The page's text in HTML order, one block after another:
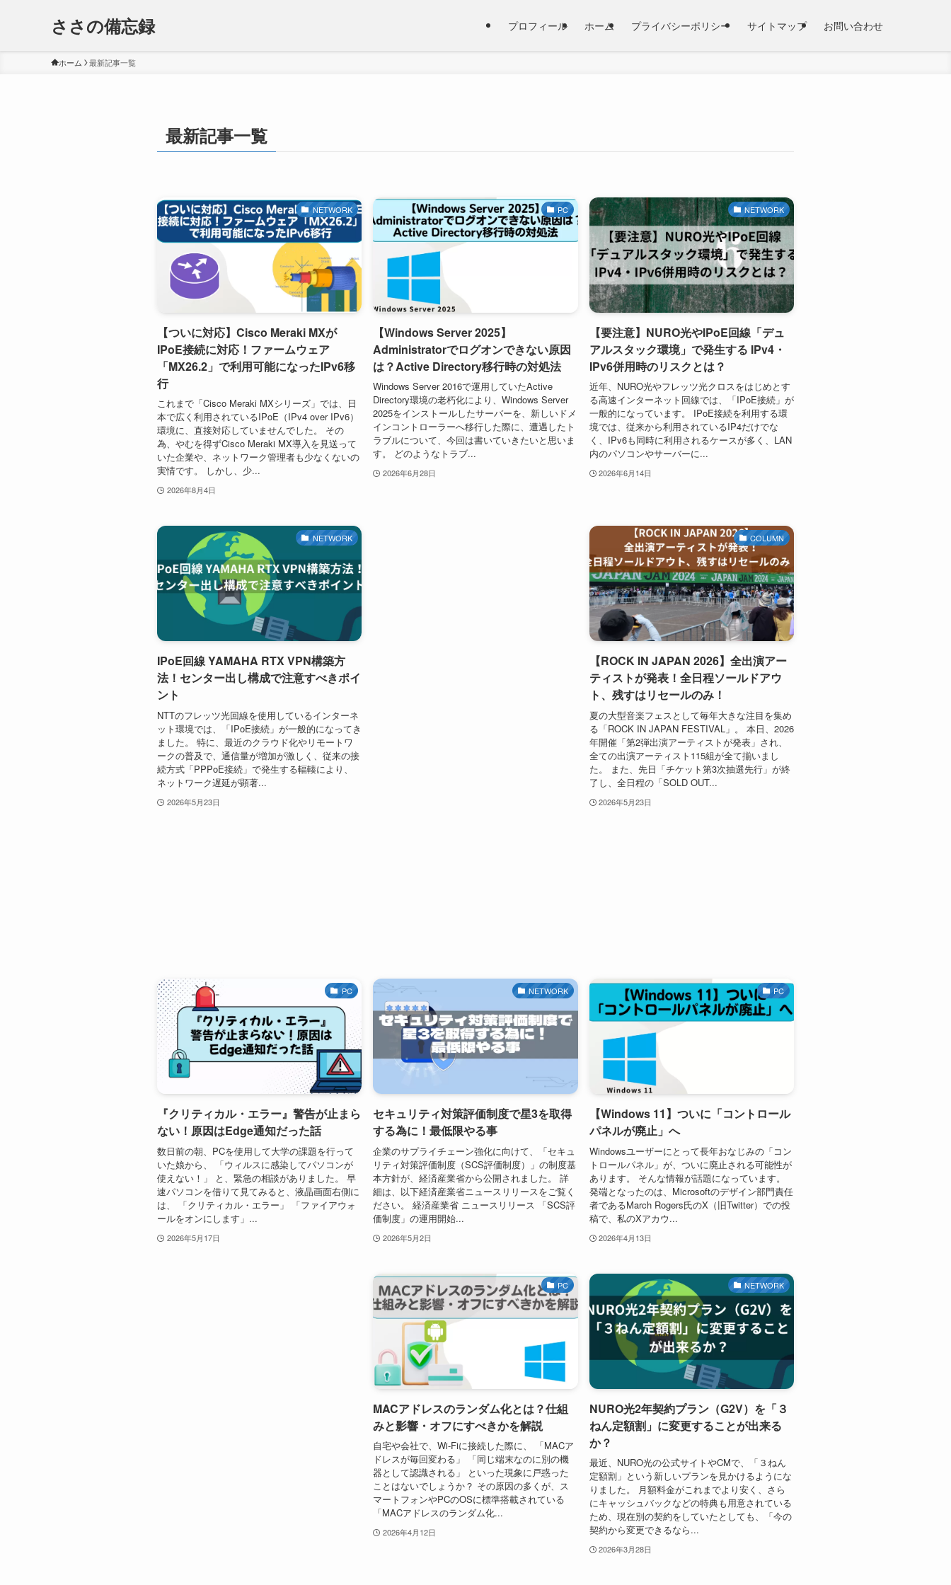
ささの備忘録 プロフィール ホーム プライバシーポリシー サイトマップ お問い合わせ
ホーム 最新記事一覧
最新記事一覧
NETWORK
【ついに対応】Cisco Meraki MXが
IPoE接続に対応！ファームウェア
「MX26.2」で利用可能になったIPv6移
行
これまで「Cisco Meraki MXシリーズ」では、日
本で広く利用されているIPoE（IPv4 over IPv6）
環境に、直接対応していませんでした。 その
為、やむを得ずCisco Meraki MX導入を見送って
いた企業や、ネットワーク管理者も少なくないの
実情です。 しかし、少...
2026年8月4日
PC
【Windows Server 2025】
Administratorでログオンできない原因
は？Active Directory移行時の対処法
Windows Server 2016で運用していたActive
Directory環境の老朽化により、Windows Server
2025をインストールしたサーバーを、新しいドメ
インコントローラーへ移行した際に、遭遇したト
ラブルについて、今回は書いていきたいと思いま
す。 どのようなトラブ...
2026年6月28日
NETWORK
【要注意】NURO光やIPoE回線「デュ
アルスタック環境」で発生する IPv4・
IPv6併用時のリスクとは？
近年、NURO光やフレッツ光クロスをはじめとす
る高速インターネット回線では、「IPoE接続」が
一般的になっています。 IPoE接続を利用する環
境では、従来から利用されているIP4だけでな
く、IPv6も同時に利用されるケースが多く、LAN
内のパソコンやサーバーに...
2026年6月14日
NETWORK
IPoE回線 YAMAHA RTX VPN構築方
法！センター出し構成で注意すべきポイ
ント
NTTのフレッツ光回線を使用しているインターネ
ット環境では、「IPoE接続」が一般的になってき
ました。 特に、最近のクラウド化やリモートワ
ークの普及で、通信量が増加が激しく、従来の接
続方式「PPPoE接続」で発生する輻輳により、
ネットワーク遅延が顕著...
2026年5月23日
COLUMN
【ROCK IN JAPAN 2026】全出演アー
ティストが発表！全日程ソールドアウ
ト、残すはリセールのみ！
夏の大型音楽フェスとして毎年大きな注目を集め
る「ROCK IN JAPAN FESTIVAL」。 本日、2026
年開催「第2弾出演アーティストが発表」され、
全ての出演アーティスト115組が全て揃いまし
た。 また、先日「チケット第3次抽選先行」が終
了し、全日程の「SOLD OUT...
2026年5月23日
PC
『クリティカル・エラー』警告が止まら
ない！原因はEdge通知だった話
数日前の朝、PCを使用して大学の課題を行って
いた娘から、 「ウィルスに感染してパソコンが
使えない！」 と、緊急の相談がありました。 早
速パソコンを借りて見てみると、液晶画面右側に
は、 「クリティカル・エラー」 「ファイアウォ
ールをオンにします」...
2026年5月17日
NETWORK
セキュリティ対策評価制度で星3を取得
する為に！最低限やる事
企業のサプライチェーン強化に向けて、「セキュ
リティ対策評価制度（SCS評価制度）」の制度基
本方針が、経済産業省から公開されました。 詳
細は、以下経済産業省ニュースリリースをご覧く
ださい。 経済産業省 ニュースリリース 「SCS評
価制度」の運用開始...
2026年5月2日
PC
【Windows 11】ついに「コントロール
パネルが廃止」へ
Windowsユーザーにとって長年おなじみの「コン
トロールパネル」が、ついに廃止される可能性が
あります。 そんな情報が話題になっています。
発端となったのは、Microsoftのデザイン部門責任
者であるMarch Rogers氏のX（旧Twitter）での投
稿で、私のXアカウ...
2026年4月13日
PC
MACアドレスのランダム化とは？仕組
みと影響・オフにすべきかを解説
自宅や会社で、Wi-Fiに接続した際に、 「MACア
ドレスが毎回変わる」 「同じ端末なのに別の機
器として認識される」 といった現象に戸惑った
ことはないでしょうか？ その原因の多くが、ス
マートフォンやPCのOSに標準搭載されている
「MACアドレスのランダム化...
2026年4月12日
NETWORK
NURO光2年契約プラン（G2V）を「３
ねん定額割」に変更することが出来る
か？
最近、NURO光の公式サイトやCMで、「３ねん
定額割」という新しいプランを見かけるようにな
りました。 月額料金がこれまでより安く、さら
にキャッシュバックなどの特典も用意されている
ため、現在別の契約をしていたとしても、「今の
契約から変更できるなら...
2026年3月28日